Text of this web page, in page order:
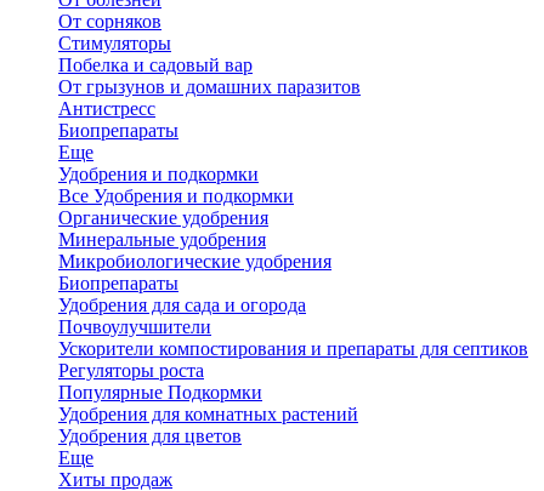
От сорняков
Стимуляторы
Побелка и садовый вар
От грызунов и домашних паразитов
Антистресс
Биопрепараты
Еще
Удобрения и подкормки
Все Удобрения и подкормки
Органические удобрения
Минеральные удобрения
Микробиологические удобрения
Биопрепараты
Удобрения для сада и огорода
Почвоулучшители
Ускорители компостирования и препараты для септиков
Регуляторы роста
Популярные Подкормки
Удобрения для комнатных растений
Удобрения для цветов
Еще
Хиты продаж